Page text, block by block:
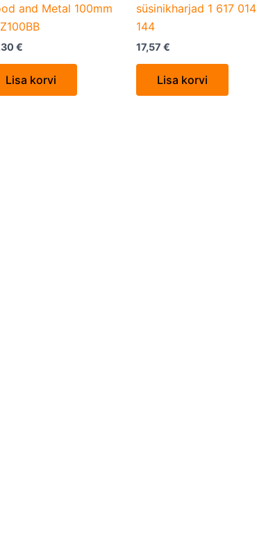
and Metal 100mm
€
Lisa korvi
süsinikharjad 1 617 014
144
17,57€
Lisa korvi